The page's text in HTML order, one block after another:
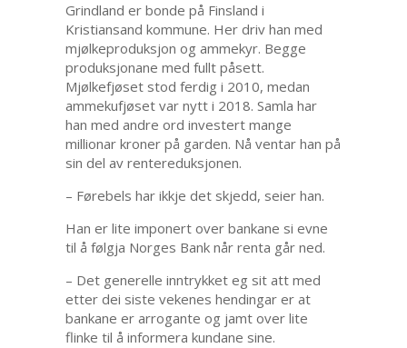
Grindland er bonde på Finsland i
Kristiansand kommune. Her driv han med
mjølkeproduksjon og ammekyr. Begge
produksjonane med fullt påsett.
Mjølkefjøset stod ferdig i 2010, medan
ammekufjøset var nytt i 2018. Samla har
han med andre ord investert mange
millionar kroner på garden. Nå ventar han på
sin del av rentereduksjonen.
– Førebels har ikkje det skjedd, seier han.
Han er lite imponert over bankane si evne
til å følgja Norges Bank når renta går ned.
– Det generelle inntrykket eg sit att med
etter dei siste vekenes hendingar er at
bankane er arrogante og jamt over lite
flinke til å informera kundane sine.